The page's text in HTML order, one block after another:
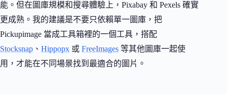
能。但在圖庫規模和搜尋體驗上，Pixabay 和 Pexels 確實
更成熟。我的建議是不要只依賴單一圖庫，把
Pickupimage 當成工具箱裡的一個工具，搭配
Stocksnap 、 Hippopx 或 FreeImages 等其他圖庫一起使
用，才能在不同場景找到最適合的圖片。